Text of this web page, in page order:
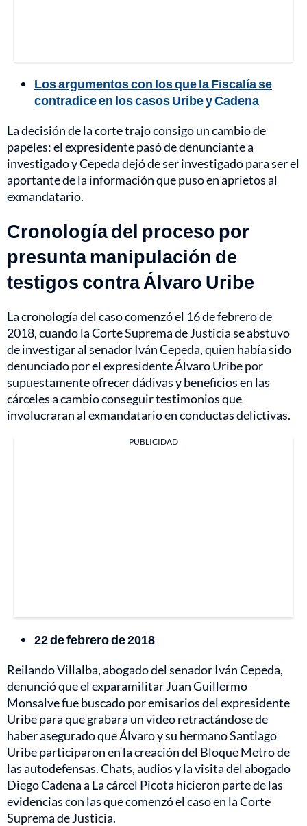
Los argumentos con los que la Fiscalía se
contradice en los casos Uribe y Cadena
La decisión de la corte trajo consigo un cambio de
papeles: el expresidente pasó de denunciante a
investigado y Cepeda dejó de ser investigado para ser el
aportante de la información que puso en aprietos al
exmandatario.
Cronología del proceso por
presunta manipulación de
testigos contra Álvaro Uribe
La cronología del caso comenzó el 16 de febrero de
2018, cuando la Corte Suprema de Justicia se abstuvo
de investigar al senador Iván Cepeda, quien había sido
denunciado por el expresidente Álvaro Uribe por
supuestamente ofrecer dádivas y beneficios en las
cárceles a cambio conseguir testimonios que
involucraran al exmandatario en conductas delictivas.
PUBLICIDAD
22 de febrero de 2018
Reilando Villalba, abogado del senador Iván Cepeda,
denunció que el exparamilitar Juan Guillermo
Monsalve fue buscado por emisarios del expresidente
Uribe para que grabara un video retractándose de
haber asegurado que Álvaro y su hermano Santiago
Uribe participaron en la creación del Bloque Metro de
las autodefensas. Chats, audios y la visita del abogado
Diego Cadena a La cárcel Picota hicieron parte de las
evidencias con las que comenzó el caso en la Corte
Suprema de Justicia.